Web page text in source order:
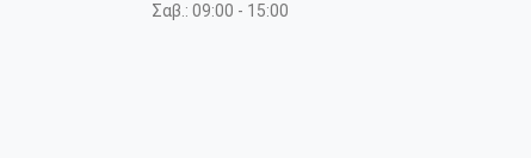
Σαβ.: 09:00 - 15:00